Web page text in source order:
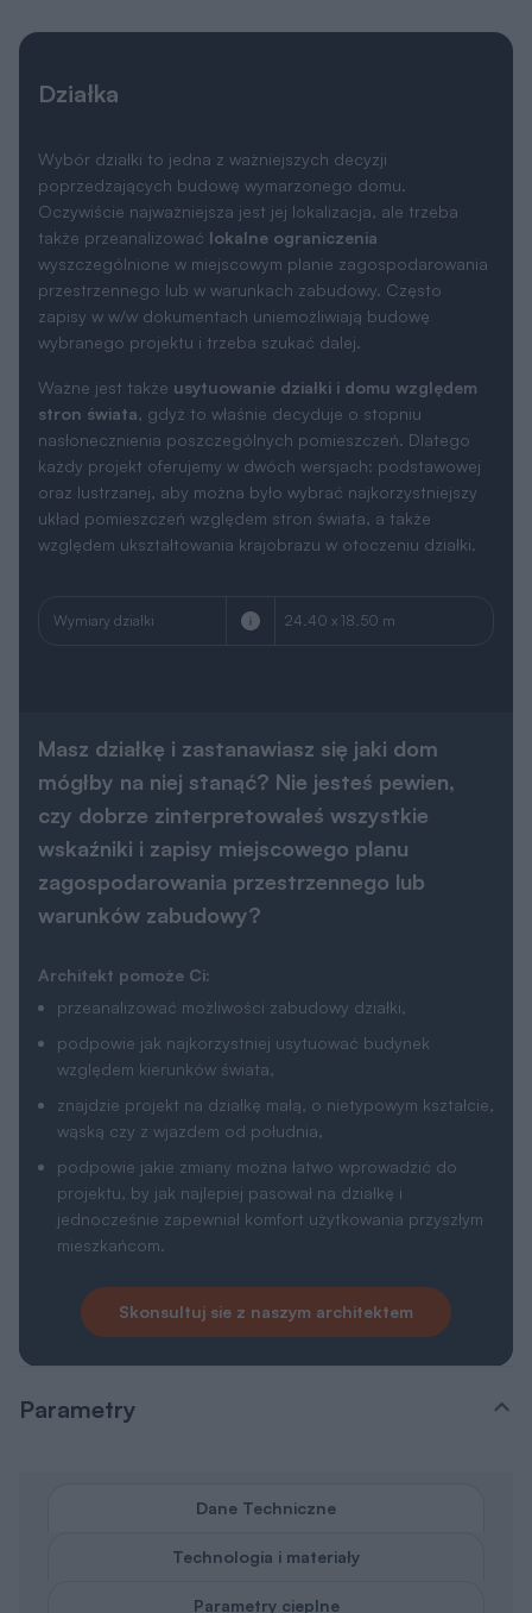
Działka
Wybór działki to jedna z ważniejszych decyzji
poprzedzających budowę wymarzonego domu.
Oczywiście najważniejsza jest jej lokalizacja, ale trzeba
także przeanalizować lokalne ograniczenia
wyszczególnione w miejscowym planie zagospodarowania
przestrzennego lub w warunkach zabudowy. Często
zapisy w w/w dokumentach uniemożliwiają budowę
wybranego projektu i trzeba szukać dalej.
Ważne jest także usytuowanie działki i domu względem
stron świata, gdyż to właśnie decyduje o stopniu
nasłonecznienia poszczególnych pomieszczeń. Dlatego
każdy projekt oferujemy w dwóch wersjach: podstawowej
oraz lustrzanej, aby można było wybrać najkorzystniejszy
układ pomieszczeń względem stron świata, a także
względem ukształtowania krajobrazu w otoczeniu działki.
Wymiary działki 24.40 x 18.50 m
Masz działkę i zastanawiasz się jaki dom
mógłby na niej stanąć? Nie jesteś pewien,
czy dobrze zinterpretowałeś wszystkie
wskaźniki i zapisy miejscowego planu
zagospodarowania przestrzennego lub
warunków zabudowy?
Architekt pomoże Ci:
przeanalizować możliwości zabudowy działki,
podpowie jak najkorzystniej usytuować budynek
względem kierunków świata,
znajdzie projekt na działkę małą, o nietypowym kształcie,
wąską czy z wjazdem od południa,
podpowie jakie zmiany można łatwo wprowadzić do
projektu, by jak najlepiej pasował na działkę i
jednocześnie zapewniał komfort użytkowania przyszłym
mieszkańcom.
Skonsultuj sie z naszym architektem
Parametry
Dane Techniczne
Technologia i materiały
Parametry cieplne